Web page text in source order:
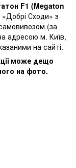
F1 (Megaton
Сходи» з
(за
адресою м. Київ,
на сайті.
може дещо
на фото.